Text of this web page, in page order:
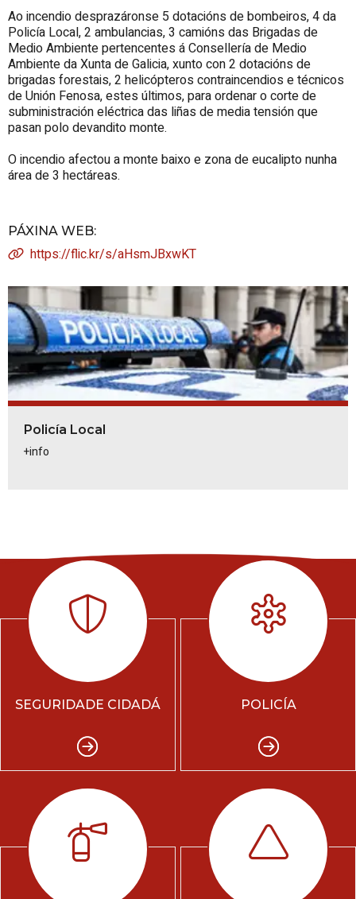
Ao incendio desprazáronse 5 dotacións de bombeiros, 4 da
Policía Local, 2 ambulancias, 3 camións das Brigadas de
Medio Ambiente pertencentes á Consellería de Medio
Ambiente da Xunta de Galicia, xunto con 2 dotacións de
brigadas forestais, 2 helicópteros contraincendios e técnicos
de Unión Fenosa, estes últimos, para ordenar o corte de
subministración eléctrica das liñas de media tensión que
pasan polo devandito monte.
O incendio afectou a monte baixo e zona de eucalipto nunha
área de 3 hectáreas.
PÁXINA WEB:
https://flic.kr/s/aHsmJBxwKT
Policía Local
+info
SEGURIDADE CIDADÁ POLICÍA